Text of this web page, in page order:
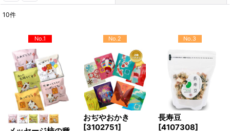
絞り込む
10件
No.1 No.2
おぢやおかき
[3102751]
No.3
長寿豆
[4107308]